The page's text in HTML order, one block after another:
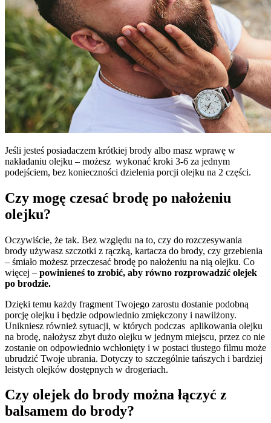
Jeśli jesteś posiadaczem krótkiej brody albo masz wprawę w
nakładaniu olejku – możesz wykonać kroki 3-6 za jednym
podejściem, bez konieczności dzielenia porcji olejku na 2 części.
Czy mogę czesać brodę po nałożeniu
olejku?
Oczywiście, że tak. Bez względu na to, czy do rozczesywania
brody używasz szczotki z rączką, kartacza do brody, czy grzebienia
– śmiało możesz przeczesać brodę po nałożeniu na nią olejku. Co
więcej – powinieneś to zrobić, aby równo rozprowadzić olejek
po brodzie.
Dzięki temu każdy fragment Twojego zarostu dostanie podobną
porcję olejku i będzie odpowiednio zmiękczony i nawilżony.
Unikniesz również sytuacji, w których podczas aplikowania olejku
na brodę, nałożysz zbyt dużo olejku w jednym miejscu, przez co nie
zostanie on odpowiednio wchłonięty i w postaci tłustego filmu może
ubrudzić Twoje ubrania. Dotyczy to szczególnie tańszych i bardziej
leistych olejków dostępnych w drogeriach.
Czy olejek do brody można łączyć z
balsamem do brody?